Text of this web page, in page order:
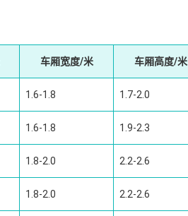
车厢宽度/米 车厢高度/米
1.6-1.8 1.7-2.0
1.6-1.8 1.9-2.3
1.8-2.0 2.2-2.6
1.8-2.0 2.2-2.6